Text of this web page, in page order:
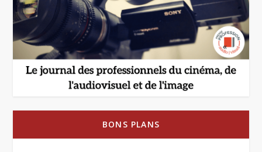
BONS PLANS